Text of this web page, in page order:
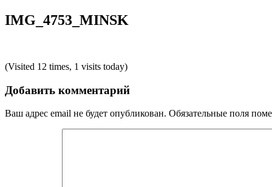
IMG_4753_MINSK
(Visited 12 times, 1 visits today)
Добавить комментарий
Ваш адрес email не будет опубликован. Обязательные поля